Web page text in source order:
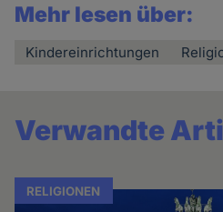
Mehr lesen über:
Kindereinrichtungen
Verwandte
RELIGIONEN